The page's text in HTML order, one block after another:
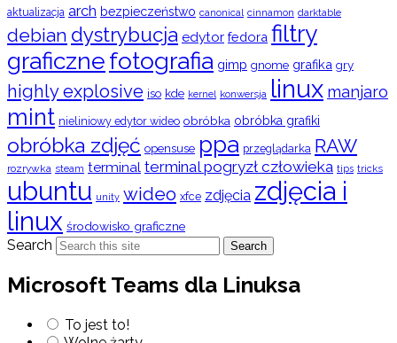
aktualizacja arch bezpieczeństwo canonical cinnamon darktable
debian dystrybucja edytor fedora filtry
graficznefotografia gimp gnome grafika gry
highly explosive iso kde kernel konwersja linux manjaro
mint nieliniowy edytor wideo obróbka obróbka grafiki
obróbka zdjęć opensuse ppa przeglądarka RAW
rozrywka steam terminal terminal pogryzł człowieka tips tricks
ubuntu unity wideo xfce zdjęcia zdjęcia i
linux środowisko graficzne
Search Search
Microsoft Teams dla Linuksa
To jest to!